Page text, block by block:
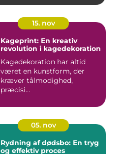
15. nov
Kageprint: En kreativ
revolution i kagedekoration
Kagedekoration har altid
været en kunstform, der
kræver tålmodighed,
præcisi...
05. nov
Rydning af dødsbo: En tryg
og effektiv proces